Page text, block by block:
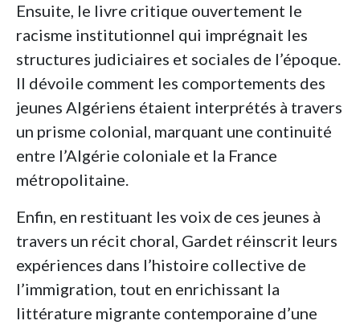
Ensuite, le livre critique ouvertement le
racisme institutionnel qui imprégnait les
structures judiciaires et sociales de l’époque.
Il dévoile comment les comportements des
jeunes Algériens étaient interprétés à travers
un prisme colonial, marquant une continuité
entre l’Algérie coloniale et la France
métropolitaine.
Enfin, en restituant les voix de ces jeunes à
travers un récit choral, Gardet réinscrit leurs
expériences dans l’histoire collective de
l’immigration, tout en enrichissant la
littérature migrante contemporaine d’une